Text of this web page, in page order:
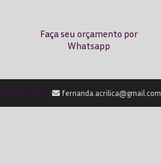
Faça seu orçamento por
Whatsapp
9759-0042 fernanda.acrilica@gmail.com